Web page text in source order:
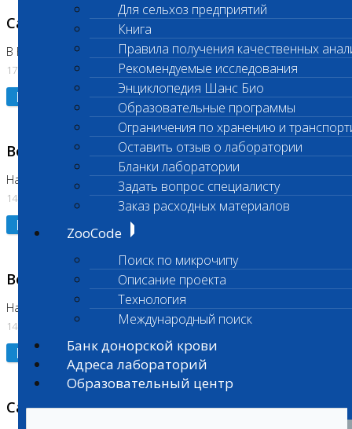
Для сельхоз предприятий
Книга
Правила получения качественных
Рекомендуемые исследования
Энциклопедия Шанс Био
Образовательные программы
Ограничения по хранению и
Оставить отзыв о лаборатории
Бланки лаборатории
Задать вопрос специалисту
Заказ расходных материалов
ZooCode
Поиск по микрочипу
Описание проекта
Технология
Международный поиск
Банк донорской крови
Адреса лабораторий
Образовательный центр
Санитарный день
В Бутово
17.07.2026
Подробнее
Возобновлено выполнение исследования
На Нагорной (Код 961, 962)
14.07.2026
Подробнее
Возобновлено выполнение исследования
На Нагорной (Код 157)
14.07.2026
Подробнее
Санитарный день